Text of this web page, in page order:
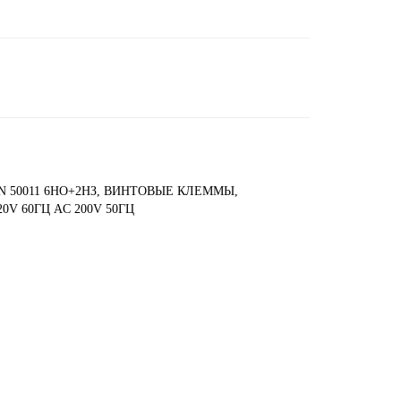
50011 6НO+2НЗ, ВИНТОВЫЕ КЛЕММЫ,
60ГЦ AC 200V 50ГЦ